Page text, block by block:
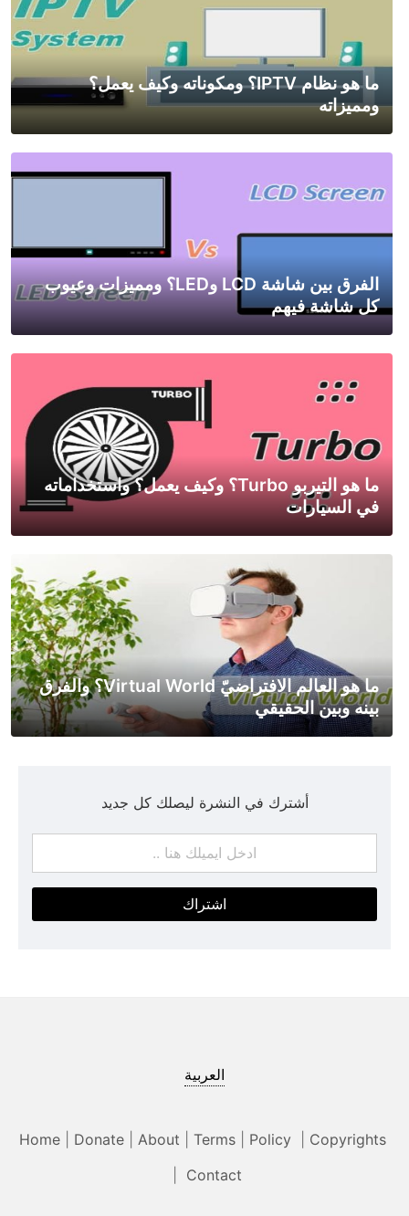
ما هو نظام IPTV؟ ومكوناته وكيف يعمل؟
ومميزاته
الفرق بين شاشة LCD وLED؟ ومميزات وعيوب
كل شاشة فيهم
ما هو التيربو Turbo؟ وكيف يعمل؟ واستخداماته
في السيارات
ما هو العالم الافتراضيّ Virtual World؟ والفرق
بينه وبين الحقيقي
أشترك في النشرة ليصلك كل جديد
اشتراك
العربية
Home| Donate| About Terms| Policy
Copyrights
Contact